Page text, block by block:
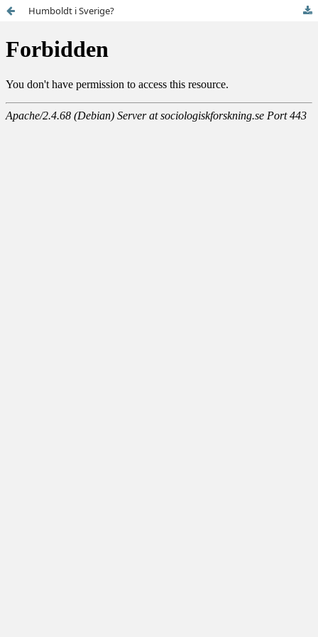
Humboldt i Sverige?